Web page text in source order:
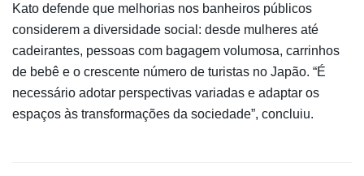
Kato defende que melhorias nos banheiros públicos
considerem a diversidade social: desde mulheres até
cadeirantes, pessoas com bagagem volumosa, carrinhos
de bebê e o crescente número de turistas no Japão. “É
necessário adotar perspectivas variadas e adaptar os
espaços às transformações da sociedade”, concluiu.